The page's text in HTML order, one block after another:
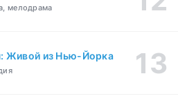
мелодрама
Живой из Нью-Йорка